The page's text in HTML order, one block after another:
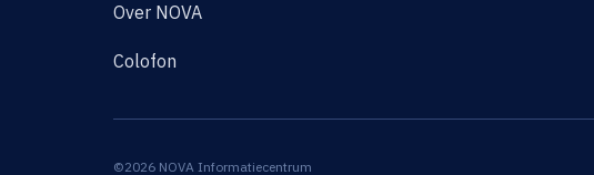
Over NOVA
Colofon
©2026 NOVA Informatiecentrum